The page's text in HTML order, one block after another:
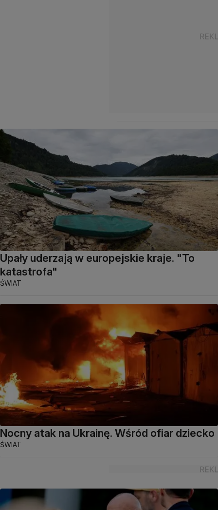
Upały uderzają w europejskie kraje. "To
katastrofa"
ŚWIAT
Nocny atak na Ukrainę. Wśród ofiar dziecko
ŚWIAT